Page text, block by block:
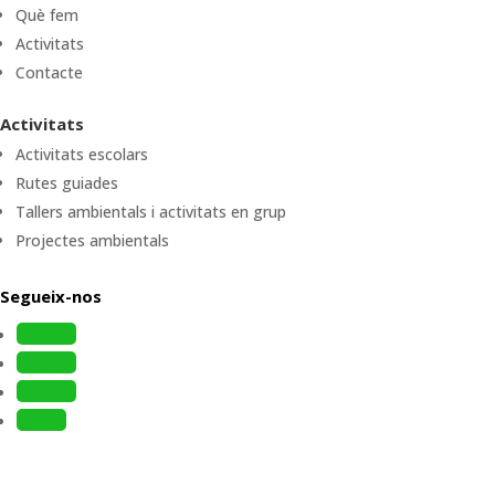
Què fem
Activitats
Contacte
Activitats
Activitats escolars
Rutes guiades
Tallers ambientals i activitats en grup
Projectes ambientals
Segueix-nos
Follow
Follow
Follow
Follow